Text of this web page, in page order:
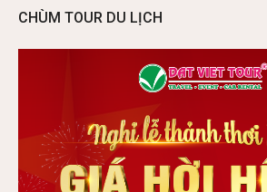
CHÙM TOUR DU LỊCH